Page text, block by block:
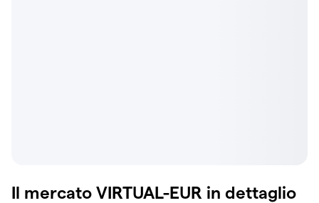
Il mercato VIRTUAL-EUR in dettaglio